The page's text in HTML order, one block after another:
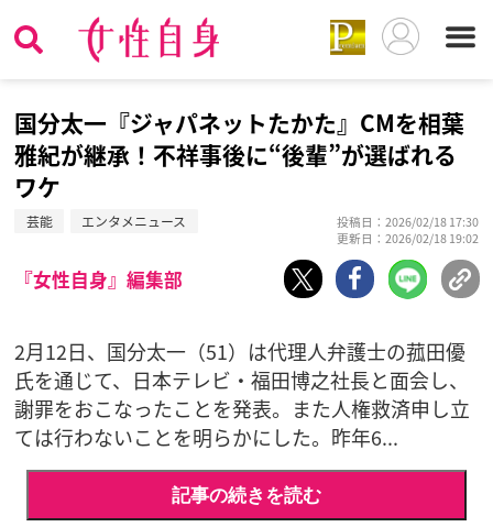
国分太一『ジャパネットたかた』CMを相葉
雅紀が継承！不祥事後に“後輩”が選ばれる
ワケ
芸能 エンタメニュース
投稿日：2026/02/18 17:30
更新日：2026/02/18 19:02
『女性自身』編集部
2月12日、国分太一（51）は代理人弁護士の菰田優
氏を通じて、日本テレビ・福田博之社長と面会し、
謝罪をおこなったことを発表。また人権救済申し立
ては行わないことを明らかにした。昨年6...
記事の続きを読む